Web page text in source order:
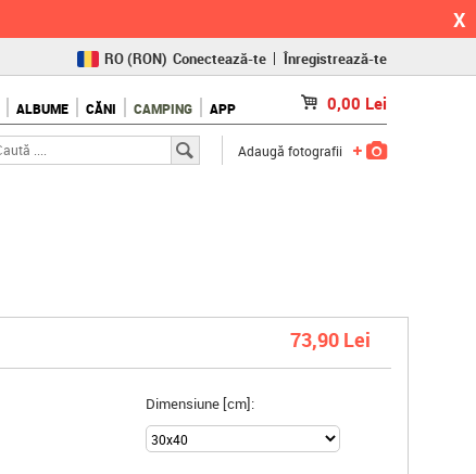
X
(KČ)
SK(€)
RO(RON) Conectează-te Înregistrează-te
ALBUME CĂNI CAMPING APP 0,00 Lei
Adaugă fotografii
73,90 Lei
Dimensiune [cm]: